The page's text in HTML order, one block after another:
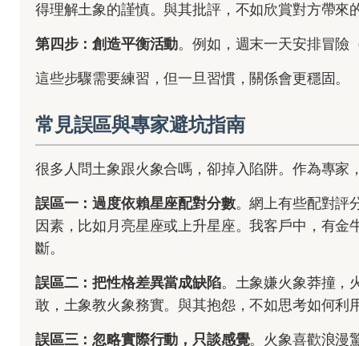
得理解土象的謹慎。與其批評，不如欣賞對方帶來
第四步：創造平衡活動。例如，週末一天安排冒險
這些步驟需要練習，但一旦習慣，關係會更穩固。
常見誤區與專家避坑指南
很多人問土象跟火象合嗎，卻掉入陷阱。作為專家
誤區一：過度依賴星座配對分數。網上有些配對評
因素，比如月亮星座或上升星座。我客戶中，有
斷。
誤區二：把性格差異當成缺陷。土象嫌火象莽撞，
敢，土象教火象務實。與其抱怨，不如思考如何利
誤區三：忽略實際行動，只談感覺。火象喜歡浪漫